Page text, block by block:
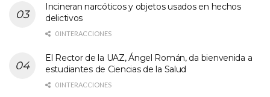
Incineran narcóticos y objetos usados en hechos
delictivos
0 INTERACCIONES
El Rector de la UAZ, Ángel Román, da bienvenida a
estudiantes de Ciencias de la Salud
0 INTERACCIONES